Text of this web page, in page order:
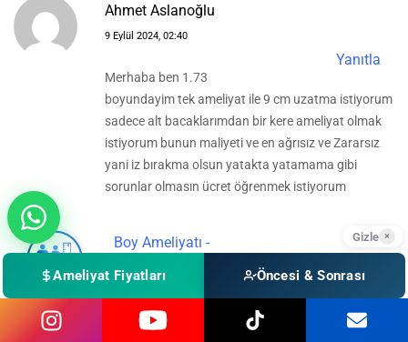
Ahmet Aslanoğlu
9 Eylül 2024, 02:40
Yanıtla
Merhaba ben 1.73
boyundayim tek ameliyat ile 9 cm uzatma istiyorum
sadece alt bacaklarımdan bir kere ameliyat olmak
istiyorum bunun maliyeti ve en ağrısız ve Zararsız
yani iz bırakma olsun yatakta yatamama gibi
sorunlar olmasın ücret öğrenmek istiyorum
Boy Ameliyatı -
Admin
Yanıtla
Merhaba, hedeflediğiniz
Gizle ×
Ameliyat Fiyatları Öncesi & Sonrası